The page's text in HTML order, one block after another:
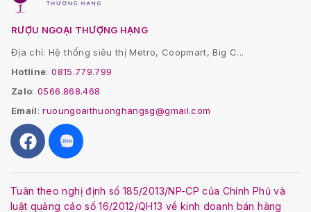
RƯỢU NGOẠI THƯỢNG HẠNG
Địa chỉ: Hệ thống siêu thị Metro, Coopmart, Big C...
Hotline:0815.779.799
Zalo:0566.868.468
Email:ruoungoaithuonghangsg@gmail.com
Tuân theo nghị định số 185/2013/NP-CP của Chính Phủ và
luật quảng cáo số 16/2012/QH13 về kinh doanh bán hàng